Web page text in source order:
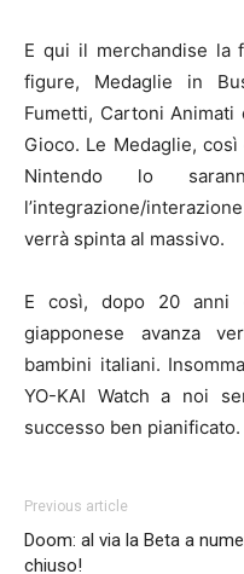
E qui il merchandise la
figure, Medaglie in
Fumetti, Cartoni Animati
Gioco. Le Medaglie,
Nintendo lo
l’integrazione/
verrà spinta al massivo.
E così, dopo 20 anni
giapponese avanza
bambini italiani.
YO-KAI Watch a noi
successo ben pianificato.
Previous article
Doom: al via la Beta a
chiuso!